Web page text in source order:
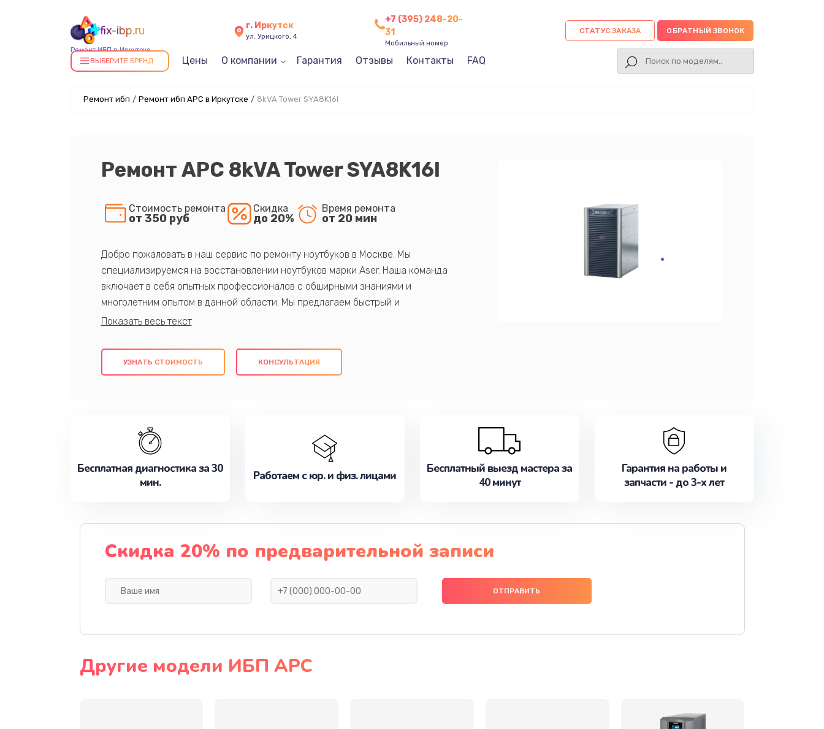
fix-ibp.ru
Ремонт ИБП в Иркутске
г. Иркутск
ул. Урицкого, 4
+7 (395) 248-20-
31
Мобильный номер
СТАТУС ЗАКАЗА ОБРАТНЫЙ ЗВОНОК
ВЫБЕРИТЕ БРЕНД Цены О компании Гарантия Отзывы Контакты FAQ
Ремонт ибп / Ремонт ибп APC в Иркутске / 8kVA Tower SYA8K16I
Ремонт APC 8kVA Tower SYA8K16I
Стоимость ремонта
от 350 руб
Скидка
до 20%
Время ремонта
от 20 мин
Добро пожаловать в наш сервис по ремонту ноутбуков в Москве. Мы
специализируемся на восстановлении ноутбуков марки Aser. Наша команда
включает в себя опытных профессионалов с обширными знаниями и
многолетним опытом в данной области. Мы предлагаем быстрый и
качественный ремонт с использованием оригинальных компонентов, а также
клиентам надежное и профессиональное обслуживание, удовлетворяя их
потребности наилучшим образом. Не медлите записаться на ремонт уже
УЗНАТЬ СТОИМОСТЬ КОНСУЛЬТАЦИЯ
Бесплатная диагностика за 30
мин.
Работаем с юр. и физ. лицами
Бесплатный выезд мастера за
40 минут
Гарантия на работы и
запчасти - до 3-х лет
Скидка 20% по предварительной записи
Другие модели ИБП APC